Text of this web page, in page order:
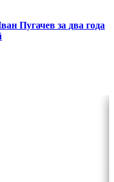
Пугачев за два года